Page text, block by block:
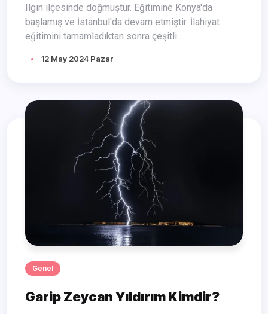
Ilgın ilçesinde doğmuştur. Eğitimine Konya'da
başlamış ve İstanbul'da devam etmiştir. İlahiyat
eğitimini tamamladıktan sonra çeşitli ...
12 May 2024 Pazar
Genel
Garip Zeycan Yıldırım Kimdir?